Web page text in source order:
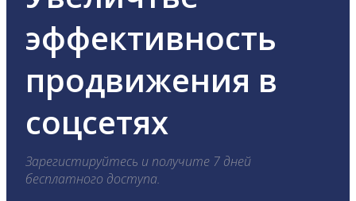
эффективность
продвижения в
соцсетях
Зарегистируйтесь и получите 7 дней
бесплатного доступа.